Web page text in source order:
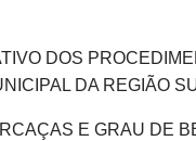
DOS
DA REGIÃO
E GRAU DE